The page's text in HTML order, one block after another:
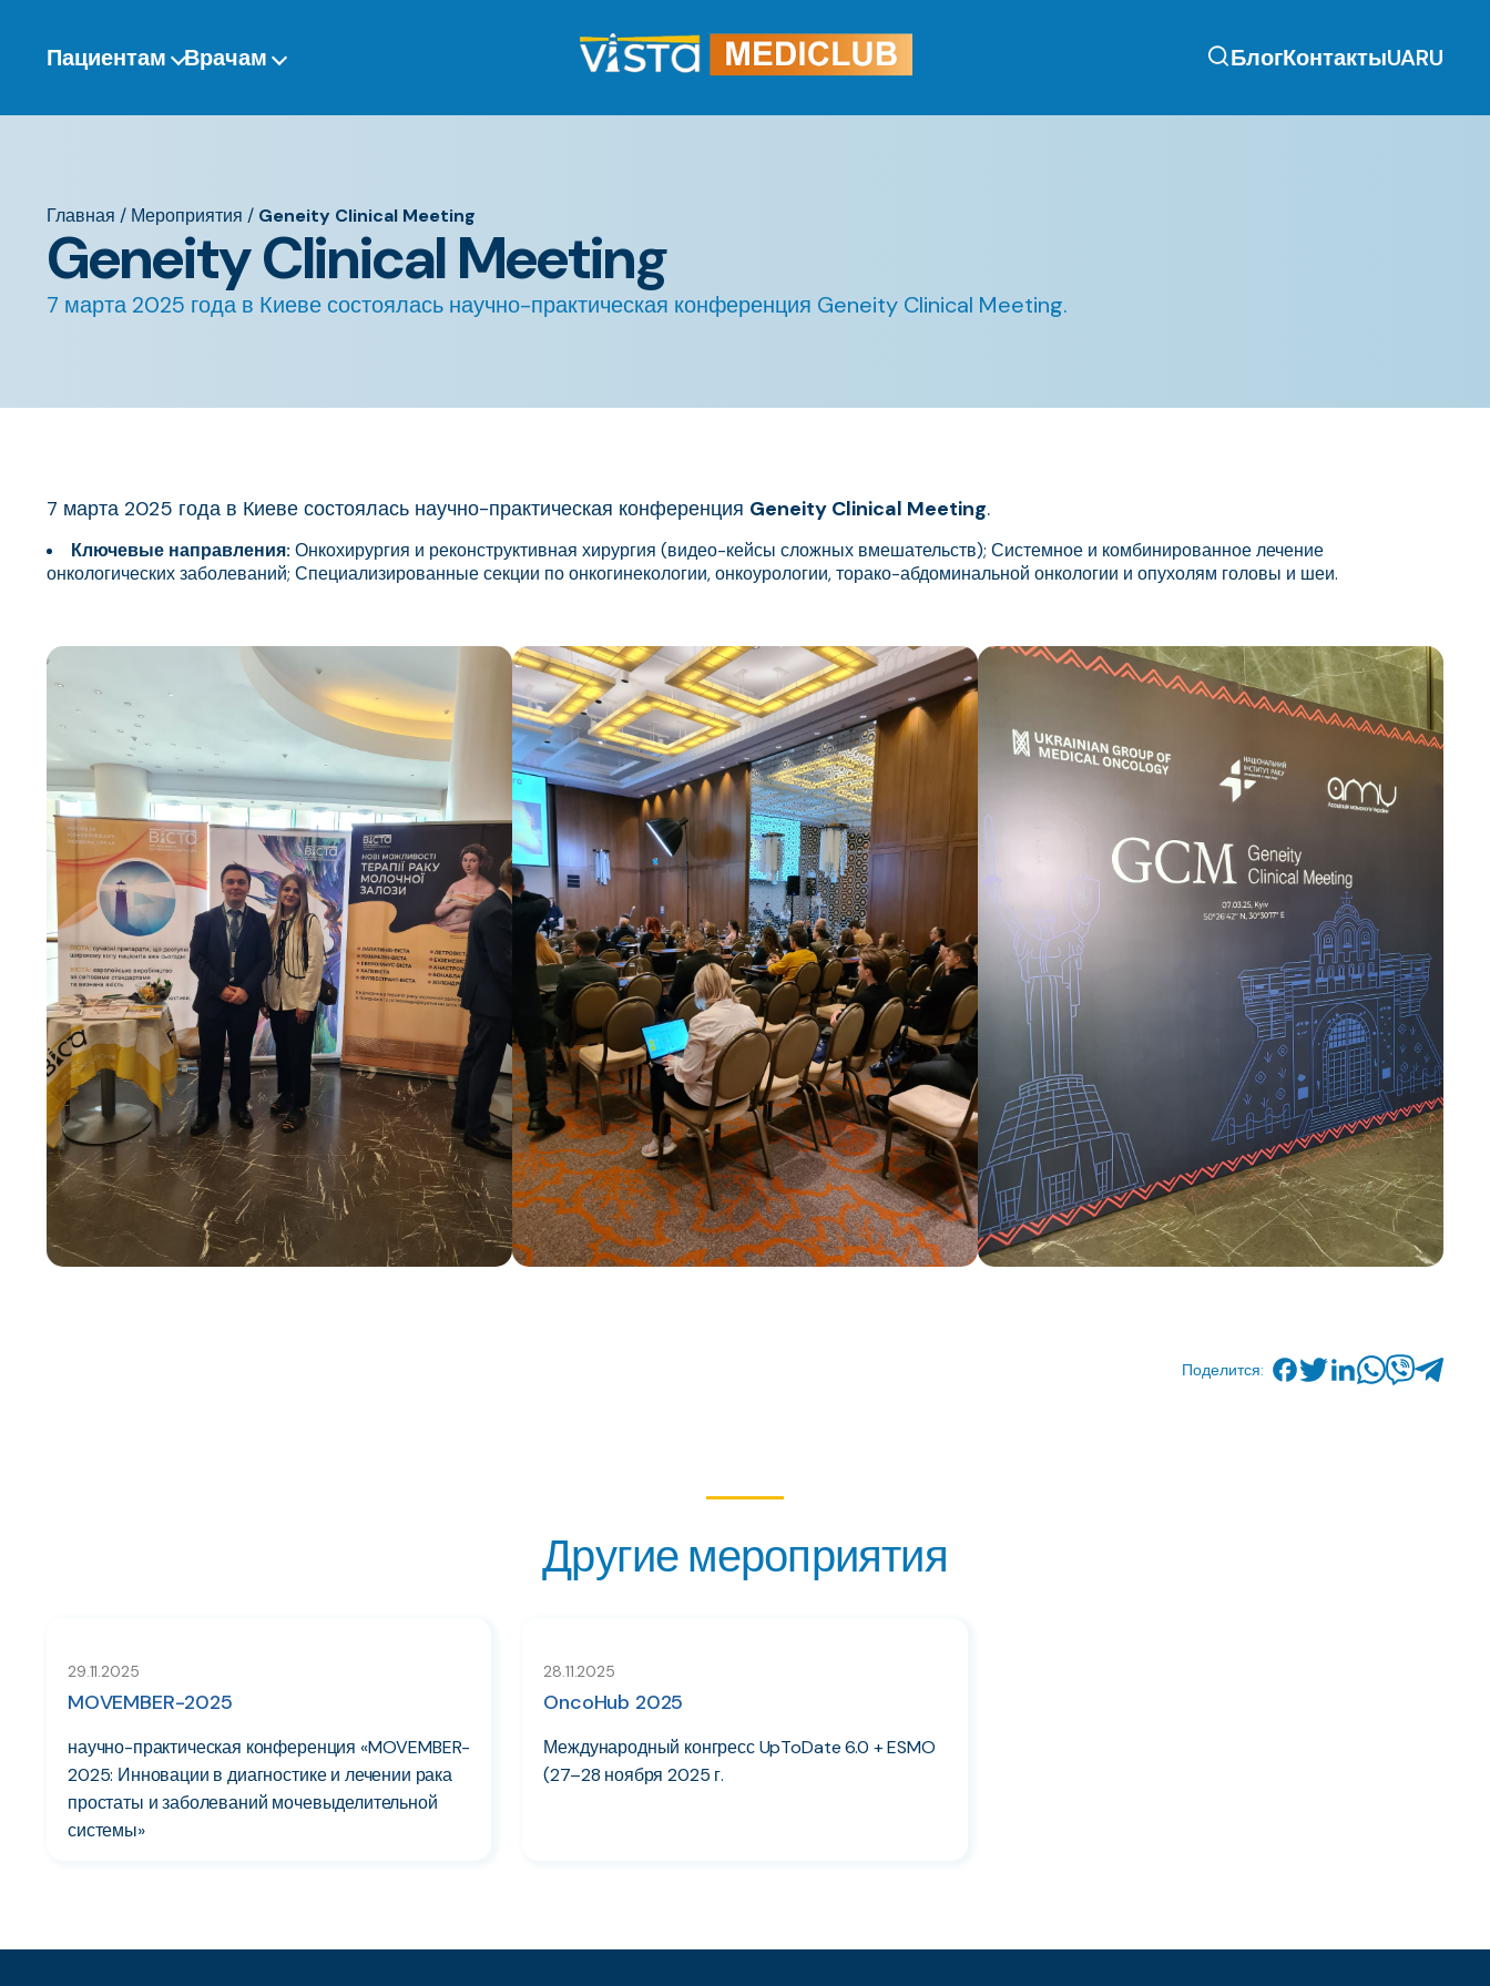
содержанию
Пациентам Врачам БлогКонтактыUARU
Главная / Мероприятия / Geneity Clinical Meeting
Geneity Clinical Meeting
7 марта 2025 года в Киеве состоялась научно-практическая конференция Geneity Clinical Meeting.
7 марта 2025 года в Киеве состоялась научно-практическая конференция Geneity Clinical Meeting.
Ключевые направления: Онкохирургия и реконструктивная хирургия (видео-кейсы сложных вмешательств); Системное и комбинированное лечение
онкологических заболеваний; Специализированные секции по онкогинекологии, онкоурологии, торако-абдоминальной онкологии и опухолям головы и шеи.
Поделится:
Другие мероприятия
29.11.2025
MOVEMBER-2025
научно-практическая конференция «MOVEMBER-
2025: Инновации в диагностике и лечении рака
простаты и заболеваний мочевыделительной
системы»
28.11.2025
OncoHub 2025
Международный конгресс UpToDate 6.0 + ESMO
(27–28 ноября 2025 г.